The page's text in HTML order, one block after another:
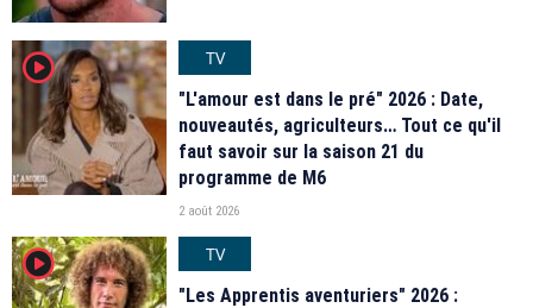
player2
TV
"L'amour est dans le pré" 2026 : Date,
nouveautés, agriculteurs… Tout ce qu'il
faut savoir sur la saison 21 du
programme de M6
2 août 2026
player2
TV
"Les Apprentis aventuriers" 2026 :